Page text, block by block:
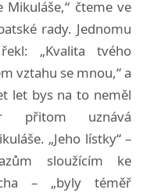
čteme ve
rady. Jednomu
„Kvalita tvého
vztahu se mnou,“ a
let bys na to neměl
přitom uznává
„Jeho lístky“ –
sloužícím ke
– „byly téměř